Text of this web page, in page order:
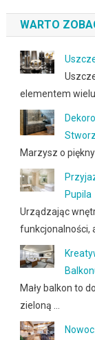
WARTO
elementem
Marzysz o
Pupila
Urządzając
funkcjonalności,
Mały balkon to
zieloną …